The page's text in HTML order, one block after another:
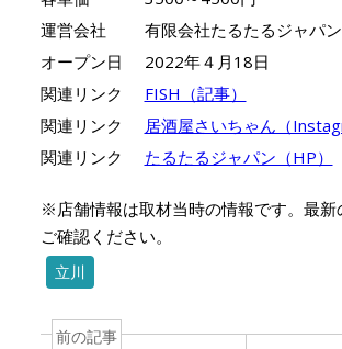
運営会社
有限会社たるたるジャパン
オープン日
2022年４月18日
関連リンク
FISH（記事）
関連リンク
居酒屋さいちゃん（
関連リンク
たるたるジャパン（HP）
※店舗情報は取材当時の情報です。最新
ご確認ください。
立川
前の記事